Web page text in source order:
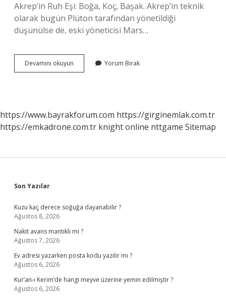
Akrep’in Ruh Eşi: Boğa, Koç, Başak. Akrep’in teknik
olarak bugün Plüton tarafından yönetildiği
düşünülse de, eski yöneticisi Mars…
Devamını okuyun
Burcu
Anlaşır
Yorum Bırak
https://www.bayrakforum.com https://girginemlak.com.tr
https://emkadrone.com.tr knight online nttgame Sitemap
Sidebar
Son Yazılar
Kuzu kaç derece soğuğa dayanabilir ?
Ağustos 8, 2026
Nakit avans mantıklı mı ?
Ağustos 7, 2026
Ev adresi yazarken posta kodu yazılır mı ?
Ağustos 6, 2026
Kur’an-ı Kerim’de hangi meyve üzerine yemin edilmiştir ?
Ağustos 6, 2026